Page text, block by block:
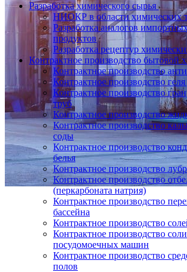
Разработка химического сырья
НИОКР в области химических
Разработка аналогов
продуктов
Разработка рецептур
Контрактное производство бытовой
Контрактное производство
Контрактное производство
Контрактное производство
труб
Контрактное производство
Контрактное производство
соды
Контрактное производство
белья
Контрактное производство
Контрактное производство
(перкарбоната натрия)
Контрактное производство
бассейна
Контрактное производство
Контрактное производство
посудомоечных машин
Контрактное производство
полов